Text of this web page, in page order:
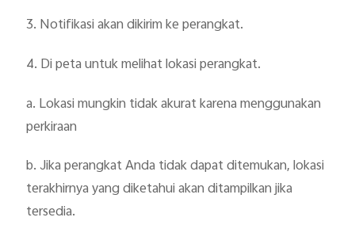
3. Notifikasi akan dikirim ke perangkat.
4. Di peta untuk melihat lokasi perangkat.
a. Lokasi mungkin tidak akurat karena menggunakan
perkiraan
b. Jika perangkat Anda tidak dapat ditemukan, lokasi
terakhirnya yang diketahui akan ditampilkan jika
tersedia.